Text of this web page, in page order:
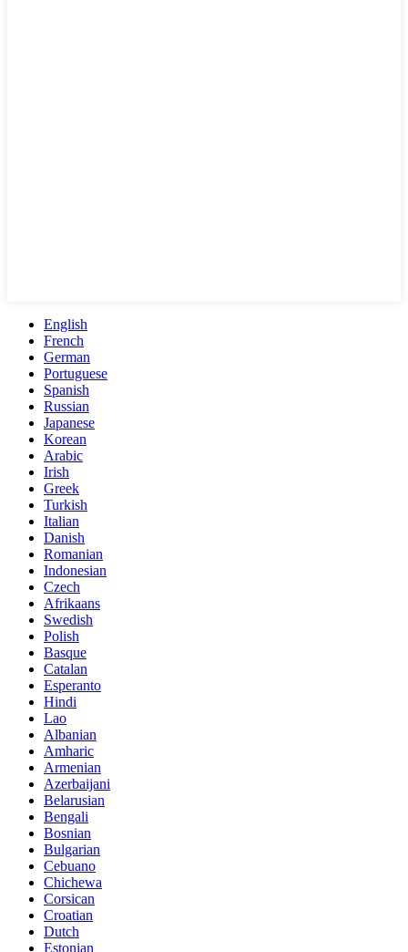
English
French
German
Portuguese
Spanish
Russian
Japanese
Korean
Arabic
Irish
Greek
Turkish
Italian
Danish
Romanian
Indonesian
Czech
Afrikaans
Swedish
Polish
Basque
Catalan
Esperanto
Hindi
Lao
Albanian
Amharic
Armenian
Azerbaijani
Belarusian
Bengali
Bosnian
Bulgarian
Cebuano
Chichewa
Corsican
Croatian
Dutch
Estonian